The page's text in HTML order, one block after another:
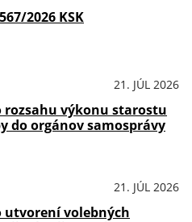
2026 KSK
21. JÚL 2026
rozsahu výkonu starostu
do orgánov samosprávy
21. JÚL 2026
utvorení volebných